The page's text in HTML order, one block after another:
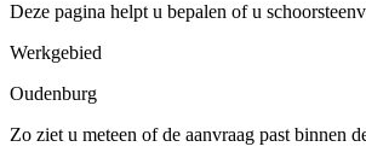
Deze pagina helpt u bepalen of u
Werkgebied
Oudenburg
Zo ziet u meteen of de aanvraag past binnen